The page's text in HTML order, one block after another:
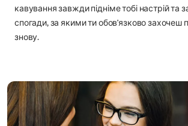
кавування завжди підніме тобі настрій та
спогади, за якими ти обов’язково захочеш
знову.